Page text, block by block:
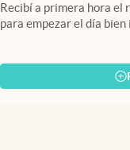
Recibí a primera hora el
para empezar el día bien